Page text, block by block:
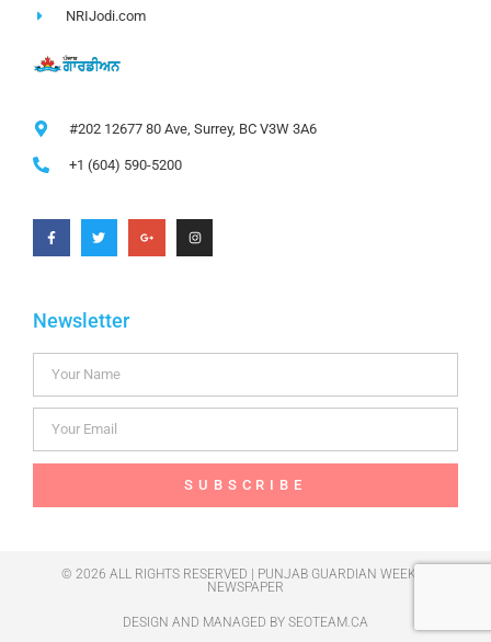
NRIJodi.com
#202 12677 80 Ave, Surrey, BC V3W 3A6
+1 (604) 590-5200
Newsletter
SUBSCRIBE
© 2026 ALL RIGHTS RESERVED | PUNJAB GUARDIAN WEEKLY
NEWSPAPER
DESIGN AND MANAGED BY SEOTEAM.CA